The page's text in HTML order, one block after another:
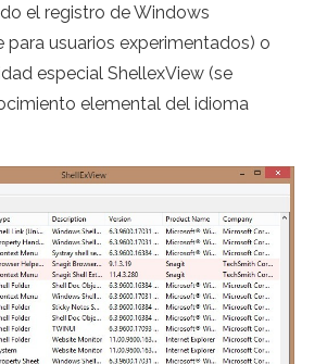
el registro de Windows
para usuarios experimentados) o
especial ShellexView (se
elemental del idioma